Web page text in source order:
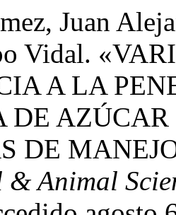
Juan
Vidal.
A LA
DE
DE
Animal